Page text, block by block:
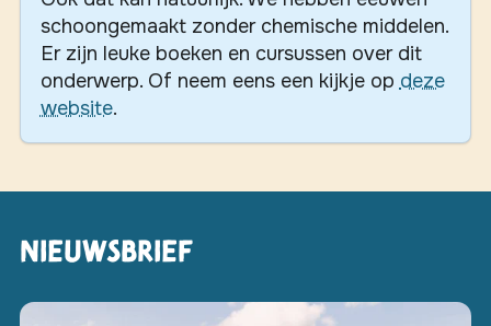
schoongemaakt zonder chemische middelen.
Er zijn leuke boeken en cursussen over dit
onderwerp. Of neem eens een kijkje op deze
website.
Nieuwsbrief